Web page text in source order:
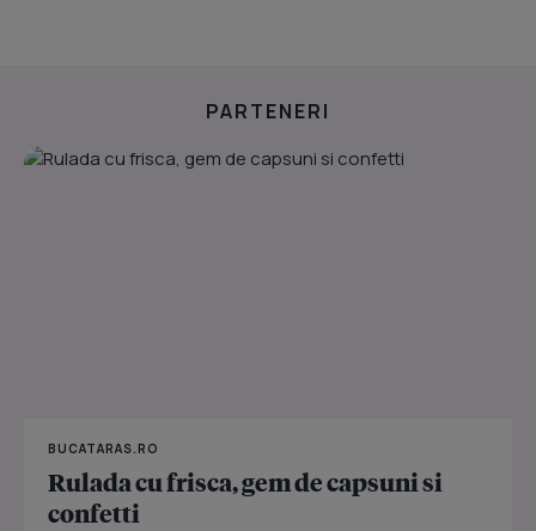
PARTENERI
BUCATARAS.RO
Rulada cu frisca, gem de capsuni si
confetti